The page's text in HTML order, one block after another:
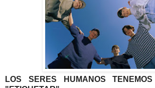
LOS SERES HUMANOS